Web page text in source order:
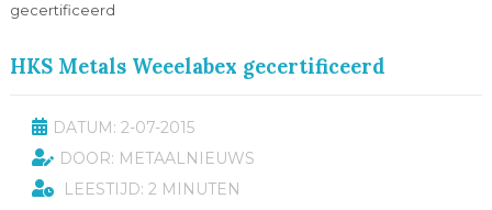
gecertificeerd
HKS Metals Weeelabex gecertificeerd
DATUM: 2-07-2015
DOOR: METAALNIEUWS
LEESTIJD: 2 MINUTEN